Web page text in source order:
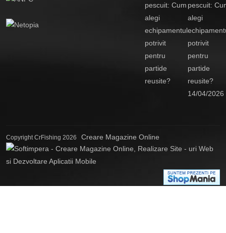
pescuit:
alegi
potrivit
pentru
partide
reusite?
14/04/2026
Copyright CrFishing 2026 Creare Magazine Online